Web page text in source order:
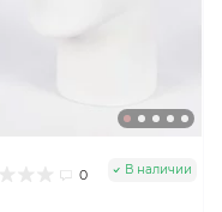
0 В наличии